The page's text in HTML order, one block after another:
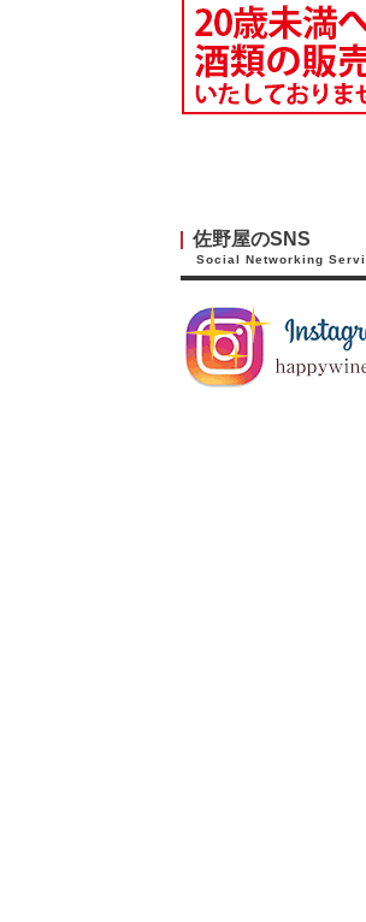
佐野屋のSNS
Social Networking